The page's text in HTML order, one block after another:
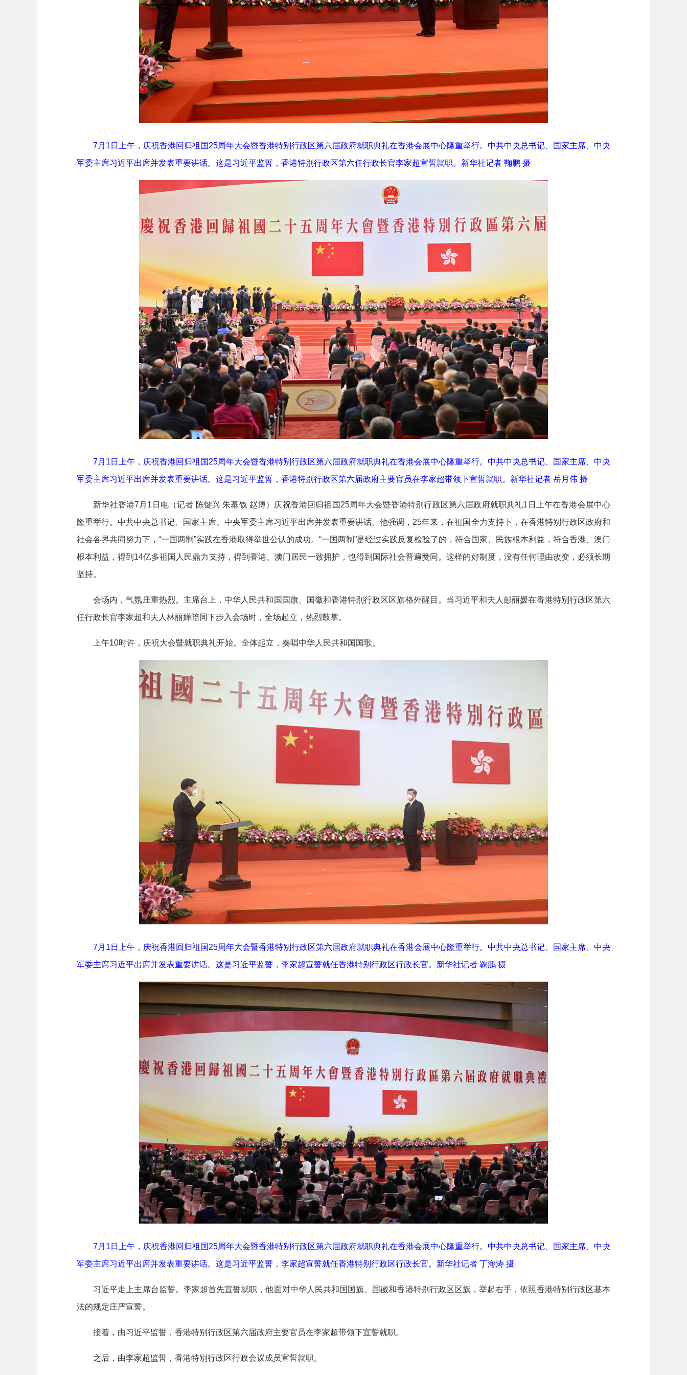
7月1日上午，庆祝香港回归祖国25周年大会暨香港特别行政区第六届政府就职典礼在香港会展中心隆重举行。中共中央总书记、国家主席、中央
军委主席习近平出席并发表重要讲话。这是习近平监誓，香港特别行政区第六任行政长官李家超宣誓就职。新华社记者 鞠鹏 摄
7月1日上午，庆祝香港回归祖国25周年大会暨香港特别行政区第六届政府就职典礼在香港会展中心隆重举行。中共中央总书记、国家主席、中央
军委主席习近平出席并发表重要讲话。这是习近平监誓，香港特别行政区第六届政府主要官员在李家超带领下宣誓就职。新华社记者 岳月伟 摄
新华社香港7月1日电（记者 陈键兴 朱基钗 赵博）庆祝香港回归祖国25周年大会暨香港特别行政区第六届政府就职典礼1日上午在香港会展中心
隆重举行。中共中央总书记、国家主席、中央军委主席习近平出席并发表重要讲话。他强调，25年来，在祖国全力支持下，在香港特别行政区政府和
社会各界共同努力下，“一国两制”实践在香港取得举世公认的成功。“一国两制”是经过实践反复检验了的，符合国家、民族根本利益，符合香港、澳门
根本利益，得到14亿多祖国人民鼎力支持，得到香港、澳门居民一致拥护，也得到国际社会普遍赞同。这样的好制度，没有任何理由改变，必须长期
坚持。
会场内，气氛庄重热烈。主席台上，中华人民共和国国旗、国徽和香港特别行政区区旗格外醒目。当习近平和夫人彭丽媛在香港特别行政区第六
任行政长官李家超和夫人林丽婵陪同下步入会场时，全场起立，热烈鼓掌。
上午10时许，庆祝大会暨就职典礼开始。全体起立，奏唱中华人民共和国国歌。
7月1日上午，庆祝香港回归祖国25周年大会暨香港特别行政区第六届政府就职典礼在香港会展中心隆重举行。中共中央总书记、国家主席、中央
军委主席习近平出席并发表重要讲话。这是习近平监誓，李家超宣誓就任香港特别行政区行政长官。新华社记者 鞠鹏 摄
7月1日上午，庆祝香港回归祖国25周年大会暨香港特别行政区第六届政府就职典礼在香港会展中心隆重举行。中共中央总书记、国家主席、中央
军委主席习近平出席并发表重要讲话。这是习近平监誓，李家超宣誓就任香港特别行政区行政长官。新华社记者 丁海涛 摄
习近平走上主席台监誓。李家超首先宣誓就职，他面对中华人民共和国国旗、国徽和香港特别行政区区旗，举起右手，依照香港特别行政区基本
法的规定庄严宣誓。
接着，由习近平监誓，香港特别行政区第六届政府主要官员在李家超带领下宣誓就职。
之后，由李家超监誓，香港特别行政区行政会议成员宣誓就职。